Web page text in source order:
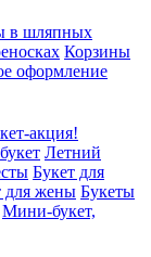
в шляпных
Корзины
оформление
акция!
Летний
Букет для
для жены Букеты
Мини-букет,